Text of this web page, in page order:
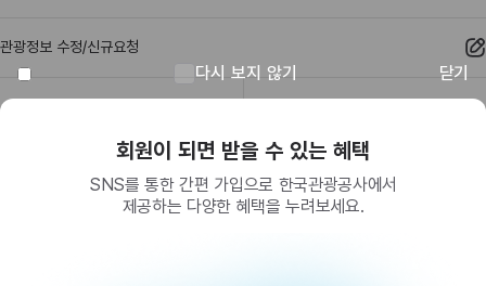
다시 보지 않기 닫기
회원이 되면 받을 수 있는 혜택
SNS를 통한 간편 가입으로 한국관광공사에서
제공하는 다양한 혜택을 누려보세요.
관광정보 수정/신규요청
관광정보